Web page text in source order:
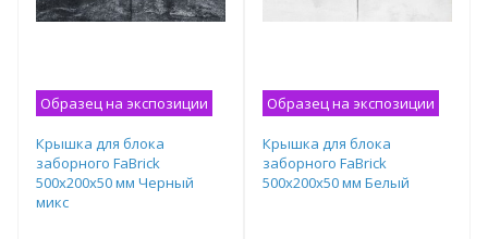
Образец на экспозиции
Крышка для блока
заборного FaBrick
500х200х50 мм Черный
микс
Образец на экспозиции
Крышка для блока
заборного FaBrick
500х200х50 мм Белый